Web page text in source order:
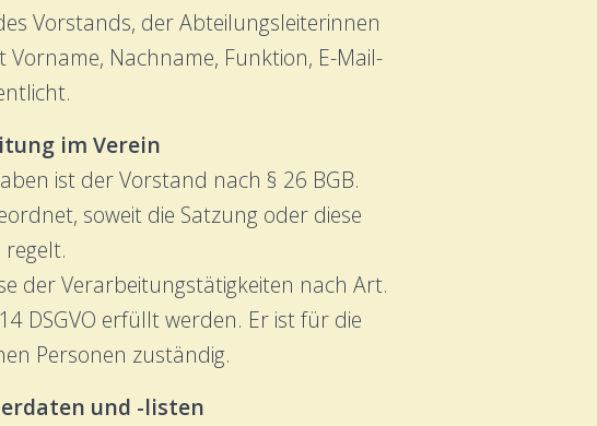
Vorstands, der Abteilungsleiterinnen
Nachname, Funktion, E-Mail-
im Verein
ist der Vorstand nach § 26 BGB.
soweit die Satzung oder diese
der Verarbeitungstätigkeiten nach Art.
DSGVO erfüllt werden. Er ist für die
Personen zuständig.
und -listen